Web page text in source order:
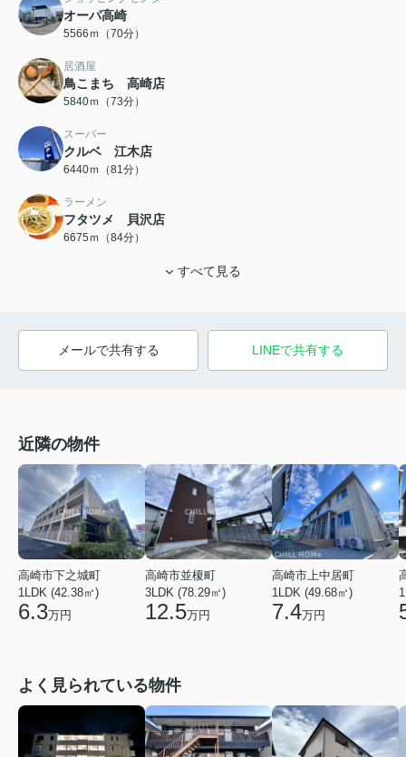
オーパ高崎
5566ｍ（70分）
居酒屋
鳥こまち 高崎店
5840ｍ（73分）
スーパー
クルベ 江木店
6440ｍ（81分）
ラーメン
フタツメ 貝沢店
6675ｍ（84分）
すべて見る
メールで共有する LINEで共有する
近隣の物件
高崎市下之城町
1LDK (42.38㎡)
6.3万円
高崎市並榎町
3LDK (78.29㎡)
12.5万円
高崎市上中居町
1LDK (49.68㎡)
7.4万円
よく見られている物件